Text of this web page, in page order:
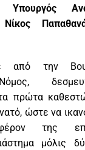
από την
πρώτα
ώστε να
της
μόλις